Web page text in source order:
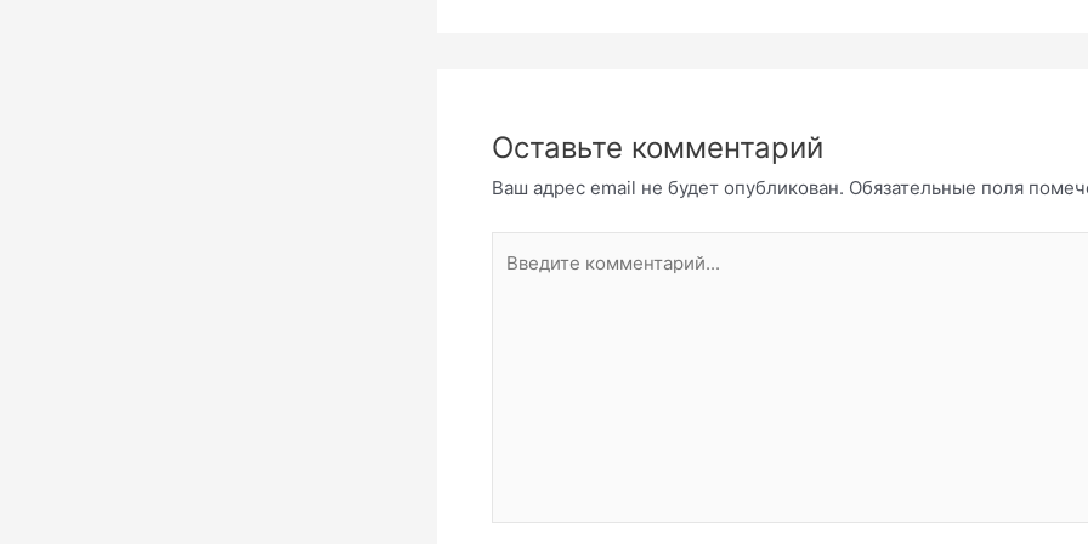
Оставьте комментарий
Ваш адрес email не будет опубликован. Обязательные поля
комментарий...